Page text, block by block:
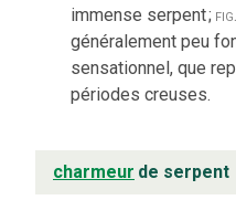
immense serpent; fig.
généralement peu
sensationnel, que
périodes creuses.
charmeur de serpent